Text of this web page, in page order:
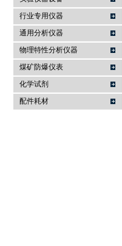
麦科仪（北京）科技有限公司
行业专用仪器
通用分析仪器
物理特性分析仪器
煤矿防爆仪表
化学试剂
配件耗材